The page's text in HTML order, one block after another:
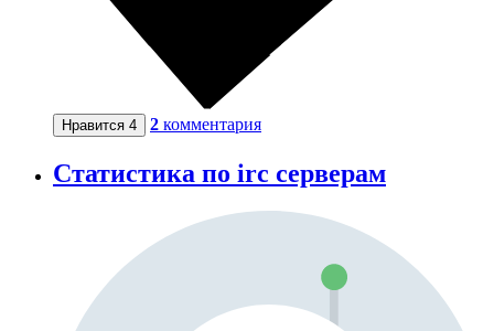
Нравится 4 2 комментария
Cтатистика по irc серверам